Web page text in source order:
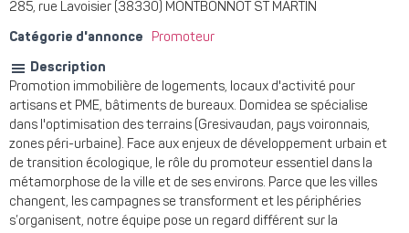
285, rue Lavoisier (38330) MONTBONNOT ST MARTIN
Catégorie d'annonce Promoteur
Description
Promotion immobilière de logements, locaux d'activité pour
artisans et PME, bâtiments de bureaux. Domidea se spécialise
dans l'optimisation des terrains (Gresivaudan, pays voironnais,
zones péri-urbaine). Face aux enjeux de développement urbain et
de transition écologique, le rôle du promoteur essentiel dans la
métamorphose de la ville et de ses environs. Parce que les villes
changent, les campagnes se transforment et les périphéries
s’organisent, notre équipe pose un regard différent sur la